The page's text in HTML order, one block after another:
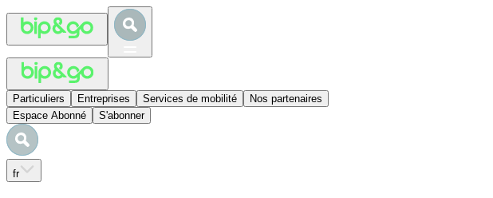
Particuliers Entreprises Services de mobilité
Nos partenaires
Espace Abonné
S'abonner
fr